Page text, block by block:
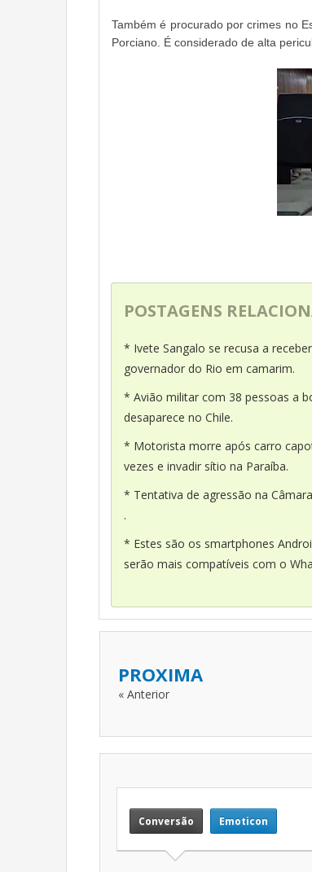
Também é procurado por crimes no
Porciano. É considerado de alta
POSTAGENS
* Ivete Sangalo se recusa a receber
governador do Rio em camarim.
* Avião militar com 38 pessoas a
desaparece no Chile.
* Motorista morre após carro
vezes e invadir sítio na Paraíba.
* Tentativa de agressão na
.
* Estes são os smartphones
serão mais compatíveis com o
PROXIMA
« Anterior
Conversão Emoticon